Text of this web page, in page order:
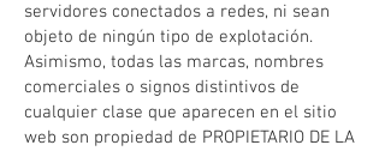
servidores conectados a redes, ni sean
objeto de ningún tipo de explotación.
Asimismo, todas las marcas, nombres
comerciales o signos distintivos de
cualquier clase que aparecen en el sitio
web son propiedad de PROPIETARIO DE LA